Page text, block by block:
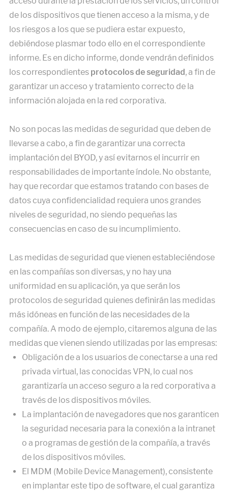
de los dispositivos que tienen acceso a la misma, y de
los riesgos a los que se pudiera estar expuesto,
debiéndose plasmar todo ello en el correspondiente
informe. Es en dicho informe, donde vendrán definidos
los correspondientesprotocolos de seguridad, a fin de
garantizar un acceso y tratamiento correcto de la
información alojada en la red corporativa.
No son pocas las medidas de seguridad que deben de
llevarse a cabo, a fin de garantizar una correcta
implantación del BYOD, y así evitarnos el incurrir en
responsabilidades de importante índole. No obstante,
hay que recordar que estamos tratando con bases de
datos cuya confidencialidad requiera unos grandes
niveles de seguridad, no siendo pequeñas las
consecuencias en caso de su incumplimiento.
Las medidas de seguridad que vienen estableciéndose
en las compañías son diversas, y no hay una
uniformidad en su aplicación, ya que serán los
protocolos de seguridad quienes definirán las medidas
más idóneas en función de las necesidades de la
compañía. A modo de ejemplo, citaremos alguna de las
medidas que vienen siendo utilizadas por las empresas:
Obligación de a los usuarios de conectarse a una red
privada virtual, las conocidas VPN, lo cual nos
garantizaría un acceso seguro a la red corporativa a
través de los dispositivos móviles.
La implantación de navegadores que nos garanticen
la seguridad necesaria para la conexión a la intranet
o a programas de gestión de la compañía, a través
de los dispositivos móviles.
El MDM (Mobile Device Management), consistente
en implantar este tipo de software, el cual garantiza